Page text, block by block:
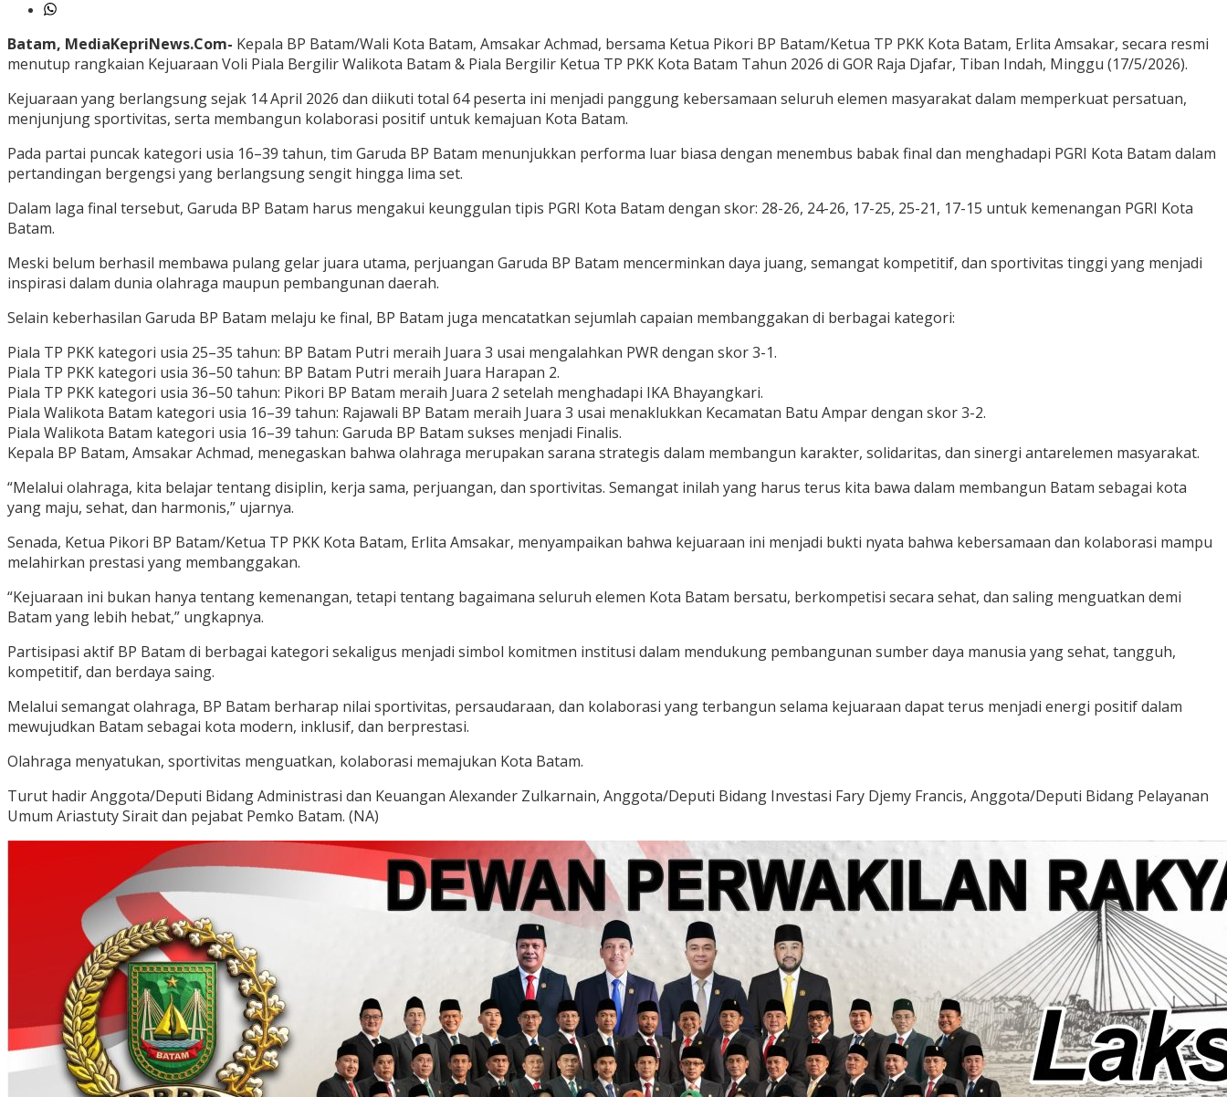
Batam, MediaKepriNews.Com- Kepala BP Batam/Wali Kota Batam, Amsakar Achmad, bersama Ketua Pikori BP Batam/Ketua TP PKK Kota Batam, Erlita Amsakar, secara resmi
menutup rangkaian Kejuaraan Voli Piala Bergilir Walikota Batam & Piala Bergilir Ketua TP PKK Kota Batam Tahun 2026 di GOR Raja Djafar, Tiban Indah, Minggu (17/5/2026).
Kejuaraan yang berlangsung sejak 14 April 2026 dan diikuti total 64 peserta ini menjadi panggung kebersamaan seluruh elemen masyarakat dalam memperkuat persatuan,
menjunjung sportivitas, serta membangun kolaborasi positif untuk kemajuan Kota Batam.
Pada partai puncak kategori usia 16–39 tahun, tim Garuda BP Batam menunjukkan performa luar biasa dengan menembus babak final dan menghadapi PGRI Kota Batam dalam
pertandingan bergengsi yang berlangsung sengit hingga lima set.
Dalam laga final tersebut, Garuda BP Batam harus mengakui keunggulan tipis PGRI Kota Batam dengan skor: 28-26, 24-26, 17-25, 25-21, 17-15 untuk kemenangan PGRI Kota
Batam.
Meski belum berhasil membawa pulang gelar juara utama, perjuangan Garuda BP Batam mencerminkan daya juang, semangat kompetitif, dan sportivitas tinggi yang menjadi
inspirasi dalam dunia olahraga maupun pembangunan daerah.
Selain keberhasilan Garuda BP Batam melaju ke final, BP Batam juga mencatatkan sejumlah capaian membanggakan di berbagai kategori:
Piala TP PKK kategori usia 25–35 tahun: BP Batam Putri meraih Juara 3 usai mengalahkan PWR dengan skor 3-1.
Piala TP PKK kategori usia 36–50 tahun: BP Batam Putri meraih Juara Harapan 2.
Piala TP PKK kategori usia 36–50 tahun: Pikori BP Batam meraih Juara 2 setelah menghadapi IKA Bhayangkari.
Piala Walikota Batam kategori usia 16–39 tahun: Rajawali BP Batam meraih Juara 3 usai menaklukkan Kecamatan Batu Ampar dengan skor 3-2.
Piala Walikota Batam kategori usia 16–39 tahun: Garuda BP Batam sukses menjadi Finalis.
Kepala BP Batam, Amsakar Achmad, menegaskan bahwa olahraga merupakan sarana strategis dalam membangun karakter, solidaritas, dan sinergi antarelemen masyarakat.
“Melalui olahraga, kita belajar tentang disiplin, kerja sama, perjuangan, dan sportivitas. Semangat inilah yang harus terus kita bawa dalam membangun Batam sebagai kota
yang maju, sehat, dan harmonis,” ujarnya.
Senada, Ketua Pikori BP Batam/Ketua TP PKK Kota Batam, Erlita Amsakar, menyampaikan bahwa kejuaraan ini menjadi bukti nyata bahwa kebersamaan dan kolaborasi mampu
melahirkan prestasi yang membanggakan.
“Kejuaraan ini bukan hanya tentang kemenangan, tetapi tentang bagaimana seluruh elemen Kota Batam bersatu, berkompetisi secara sehat, dan saling menguatkan demi
Batam yang lebih hebat,” ungkapnya.
Partisipasi aktif BP Batam di berbagai kategori sekaligus menjadi simbol komitmen institusi dalam mendukung pembangunan sumber daya manusia yang sehat, tangguh,
kompetitif, dan berdaya saing.
Melalui semangat olahraga, BP Batam berharap nilai sportivitas, persaudaraan, dan kolaborasi yang terbangun selama kejuaraan dapat terus menjadi energi positif dalam
mewujudkan Batam sebagai kota modern, inklusif, dan berprestasi.
Olahraga menyatukan, sportivitas menguatkan, kolaborasi memajukan Kota Batam.
Turut hadir Anggota/Deputi Bidang Administrasi dan Keuangan Alexander Zulkarnain, Anggota/Deputi Bidang Investasi Fary Djemy Francis, Anggota/Deputi Bidang Pelayanan
Umum Ariastuty Sirait dan pejabat Pemko Batam. (NA)